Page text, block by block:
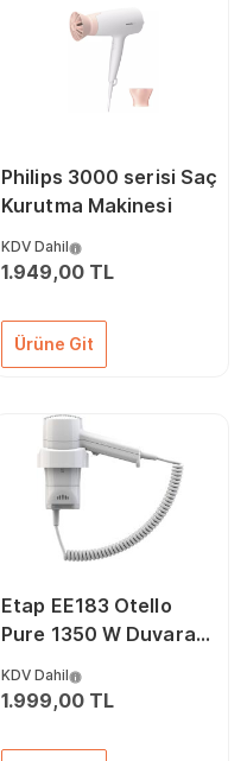
Philips 3000 serisi Saç
Kurutma Makinesi
KDV Dahil
1.949,00 TL
Ürüne Git
Etap EE183 Otello
Pure 1350 W Duvara
Kurutma Makinesi
KDV Dahil
1.999,00 TL